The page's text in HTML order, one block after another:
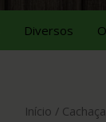
Diversos
Início /